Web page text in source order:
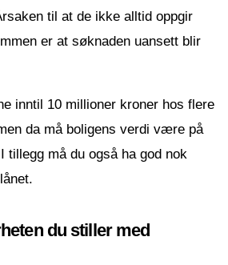
til at de ikke alltid oppgir
er at søknaden uansett blir
inntil 10 millioner kroner hos flere
da må boligens verdi være på
tillegg må du også ha god nok
du stiller med